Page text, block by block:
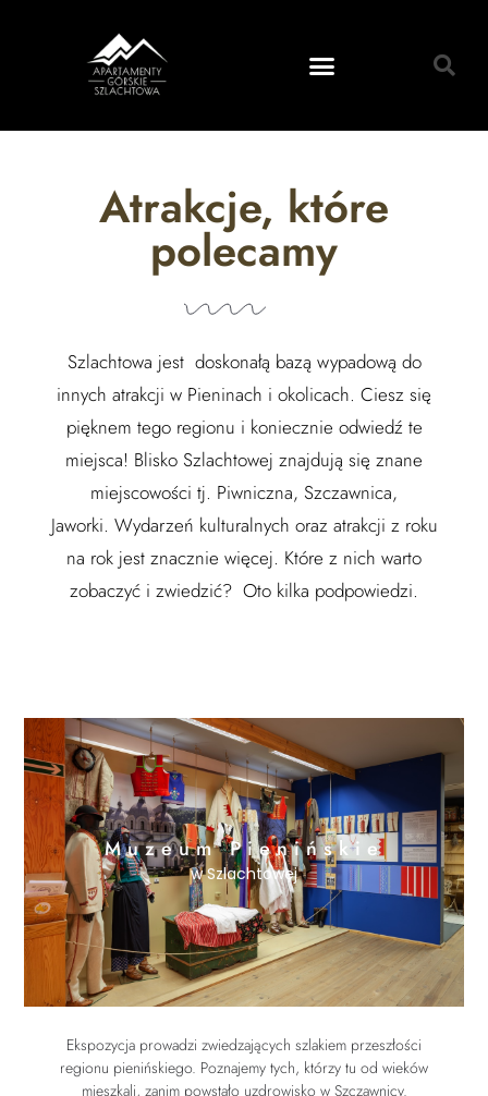
Atrakcje, które
polecamy
Szlachtowa jest doskonałą bazą wypadową do
innych atrakcji w Pieninach i okolicach. Ciesz się
pięknem tego regionu i koniecznie odwiedź te
miejsca! Blisko Szlachtowej znajdują się znane
miejscowości tj. Piwniczna, Szczawnica,
Jaworki. Wydarzeń kulturalnych oraz atrakcji z roku
na rok jest znacznie więcej. Które z nich warto
zobaczyć i zwiedzić? Oto kilka podpowiedzi.
Muzeum Pienińskie
w Szlachtowej
Ekspozycja prowadzi zwiedzających szlakiem przeszłości
regionu pienińskiego. Poznajemy tych, którzy tu od wieków
mieszkali, zanim powstało uzdrowisko w Szczawnicy.